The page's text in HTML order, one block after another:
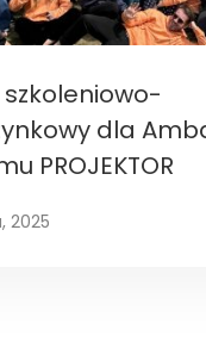
dla
PROJEKTOR
2025